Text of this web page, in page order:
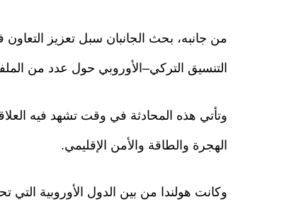
من جانبه، بحث الجانبان سبل تعزيز
التنسيق التركي–الأوروبي حول عدد من
وتأتي هذه المحادثة في وقت تشهد فيه
الهجرة والطاقة والأمن الإقليمي.
وكانت هولندا من بين الدول الأوروبية التي